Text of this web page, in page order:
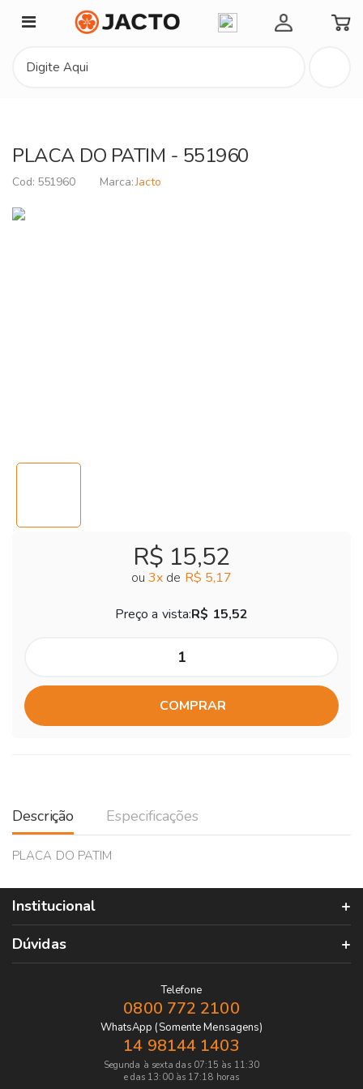
Minha Conta
PLACA DO PATIM - 551960
551960 Jacto
R$ 15,52
ou 3x de R$ 5,17
Preço a vista:R$ 15,52
COMPRAR
Descrição Especificações
PLACA DO PATIM
Institucional
Dúvidas
Telefone
0800 772 2100
WhatsApp (Somente Mensagens)
14 98144 1403
Segunda à sexta das 07:15 às 11:30
e das 13:00 às 17:18 horas